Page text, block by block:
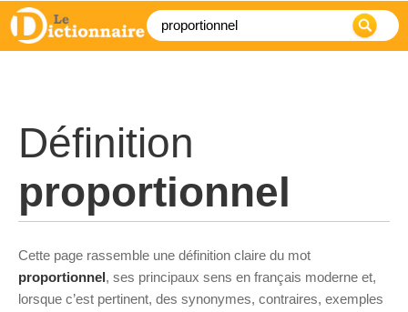
Définition
proportionnel
Cette page rassemble une définition claire du mot
proportionnel, ses principaux sens en français moderne et,
lorsque c’est pertinent, des synonymes, contraires, exemples